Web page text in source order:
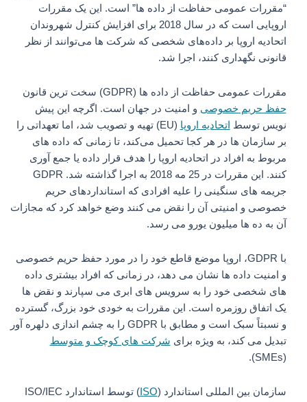
“مقررات عمومی حفاظت از داده ها” است. این یک مقررات
اروپایی است که در سال 2018 برای افزایش کنترل شهروندان
اتحادیه اروپا بر داده‌های شخصی که شرکت‌ ها می‌توانند از نظر
قانونی نگهداری کنند، اجرا شد.
مقررات عمومی حفاظت از داده ها (GDPR) سخت ترین قانون
حفظ حریم خصوصیو امنیت در جهان است. اگرچه این پیش‌
نویس توسطاتحادیه اروپا
(EU) تهیه و تصویب شد، اما تعهداتی را
بر سازمان‌ ها در هر کجا تحمیل می‌کند، تا زمانی که داده‌ های
مربوط به افراد در اتحادیه اروپا را هدف قرار داده یا جمع‌ آوری
کنند. این مقررات در 25 مه 2018 به اجرا گذاشته شد. GDPR
جریمه های سنگینی را علیه افرادی که استانداردهای حریم
خصوصی و امنیتی آن را نقض می کنند وضع خواهد کرد که مجازات
آن به ده ها میلیون یورو می رسد.
با GDPR، اروپا موضع قاطع خود را در مورد حفظ حریم خصوصی
و امنیت داده ها نشان می دهد، در زمانی که افراد بیشتری داده
های شخصی خود را به سرویس های ابری می سپارند و نقض ها
یک اتفاق روزمره است. این مقررات به خودی خود بزرگ، گسترده
و نسبتاً سبک است و مطابق با GDPR را به چشم اندازی دلهره آور
تبدیل می کند، به ویژه برایشرکت های کوچک و متوسط
سازمان بین المللی استاندارد ( ISO
) توسط استاندارد ISO/IEC